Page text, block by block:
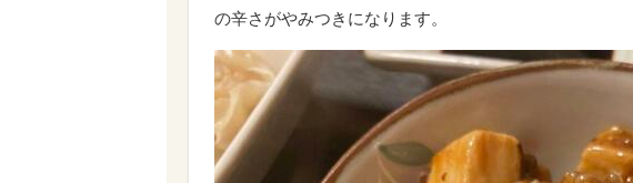
の辛さがやみつきになります。